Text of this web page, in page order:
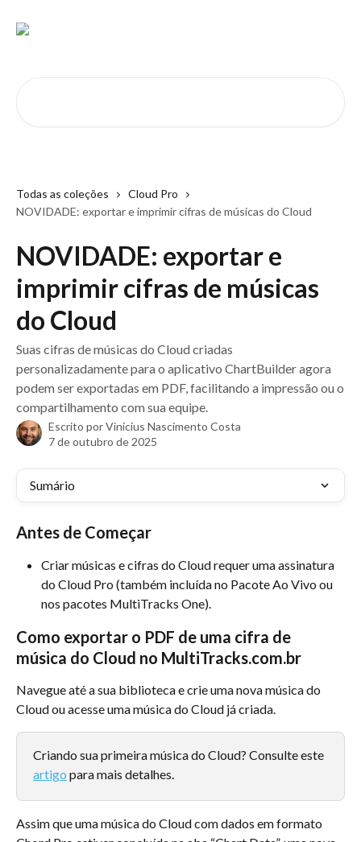
Todas as coleções
Cloud Pro
NOVIDADE: exportar e imprimir cifras de músicas do Cloud
NOVIDADE: exportar e
imprimir cifras de músicas
do Cloud
Suas cifras de músicas do Cloud criadas
personalizadamente para o aplicativo ChartBuilder agora
podem ser exportadas em PDF, facilitando a impressão ou o
compartilhamento com sua equipe.
Escrito porVinicius Nascimento Costa
7 de outubro de 2025
Sumário
Antes de Começar
Criar músicas e cifras do Cloud requer uma assinatura
do Cloud Pro (também incluída no Pacote Ao Vivo ou
nos pacotes MultiTracks One).
Como exportar o PDF de uma cifra de
música do Cloud no MultiTracks.com.br
Navegue até a sua biblioteca e crie uma nova música do
Cloud ou acesse uma música do Cloud já criada.
Criando sua primeira música do Cloud? Consulte este
artigo para mais detalhes.
Assim que uma música do Cloud com dados em formato